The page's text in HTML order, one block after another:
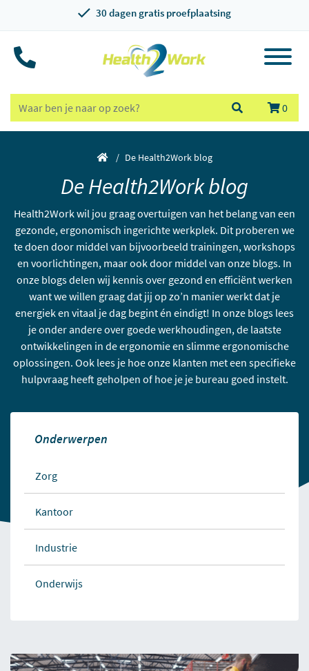
30 dagen gratis proefplaatsing
0
De Health2Work blog
De Health2Work blog
Health2Work wil jou graag overtuigen van het belang van een
gezonde, ergonomisch ingerichte werkplek. Dit proberen we
te doen door middel van bijvoorbeeld trainingen, workshops
en voorlichtingen, maar ook door middel van onze blogs. In
onze blogs delen wij kennis over gezond en efficiënt werken
want we willen graag dat jij op zo’n manier werkt dat je
energiek en vitaal je dag begint én eindigt! In onze blogs lees
je onder andere over goede werkhoudingen, de laatste
ontwikkelingen in de ergonomie en slimme ergonomische
oplossingen. Ook lees je hoe onze klanten met een specifieke
hulpvraag heeft geholpen of hoe je je bureau goed instelt.
Onderwerpen
Zorg
Kantoor
Industrie
Onderwijs